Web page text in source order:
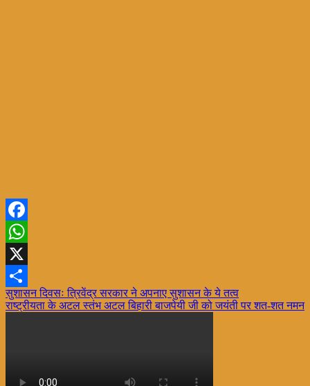
Facebook
WhatsApp
X
Share
Post
navigation
सुशासन दिवसः त्रिवेंद्र सरकार ने अपनाए सुशासन के ये तत्व
राष्ट्रीयता के अटल स्तंभ अटल बिहारी बाजपेयी जी को जयंती पर शत-शत नमन